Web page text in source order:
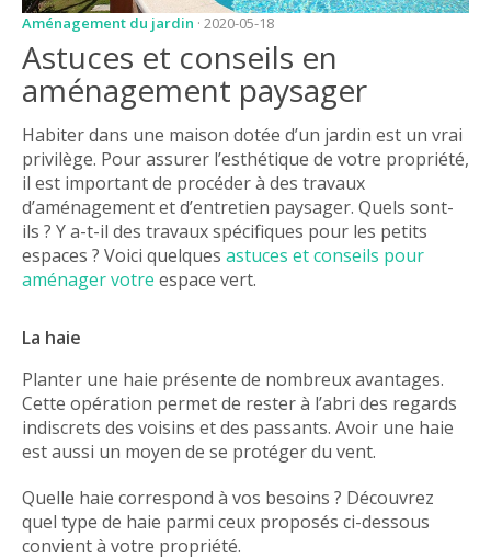
PISCINE
ENTRETIEN
PARTENAIRES
LIGNE JARDIN
INFO PAYSAGISTE
GUIDE JARDIN ET
PAYSAGE
GUIDE JARDIN
ELAGAGE ET
Aménagement du jardin · 2020-05-18
Astuces et conseils en
aménagement paysager
Habiter dans une maison dotée d’un jardin est un vrai
privilège. Pour assurer l’esthétique de votre propriété,
il est important de procéder à des travaux
d’aménagement et d’entretien paysager. Quels sont-
ils ? Y a-t-il des travaux spécifiques pour les petits
espaces ? Voici quelques astuces et conseils pour
aménager votre espace vert.
La haie
Planter une haie présente de nombreux avantages.
Cette opération permet de rester à l’abri des regards
indiscrets des voisins et des passants. Avoir une haie
est aussi un moyen de se protéger du vent.
Quelle haie correspond à vos besoins ? Découvrez
quel type de haie parmi ceux proposés ci-dessous
convient à votre propriété.